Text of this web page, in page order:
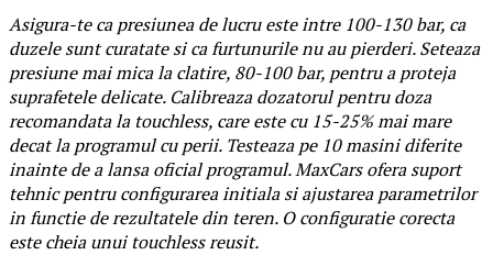
Asigura-te ca presiunea de lucru este intre 100-130 bar, ca
duzele sunt curatate si ca furtunurile nu au pierderi. Seteaza
presiune mai mica la clatire, 80-100 bar, pentru a proteja
suprafetele delicate. Calibreaza dozatorul pentru doza
recomandata la touchless, care este cu 15-25% mai mare
decat la programul cu perii. Testeaza pe 10 masini diferite
inainte de a lansa oficial programul. MaxCars ofera suport
tehnic pentru configurarea initiala si ajustarea parametrilor
in functie de rezultatele din teren. O configuratie corecta
este cheia unui touchless reusit.